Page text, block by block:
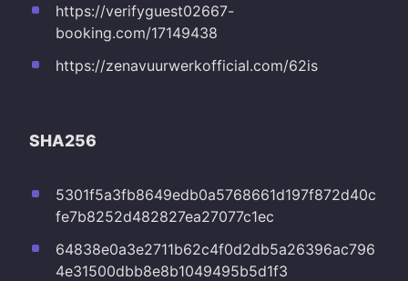
https://verifyguest02667-
booking.com/17149438
https://zenavuurwerkofficial.com/62is
SHA256
5301f5a3fb8649edb0a5768661d197f872d40c
fe7b8252d482827ea27077c1ec
64838e0a3e2711b62c4f0d2db5a26396ac796
4e31500dbb8e8b1049495b5d1f3